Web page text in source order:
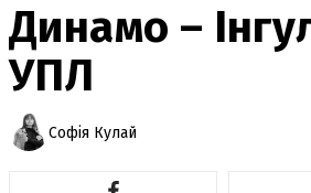
Динамо –
УПЛ
Софія Кулай